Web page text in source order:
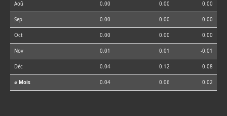
Aoû 0.00 0.00 0.00
Sep 0.00 0.00 0.00
Oct 0.00 0.00 0.00
Nov 0.01 0.01 -0.01
Déc 0.04 0.12 0.08
⌀ Mois 0.04 0.06 0.02